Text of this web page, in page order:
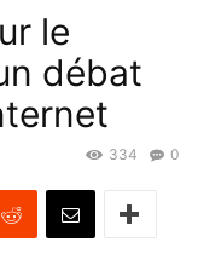
le
débat
0
334